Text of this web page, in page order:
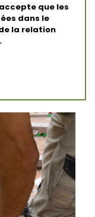
que les
dans le
la relation